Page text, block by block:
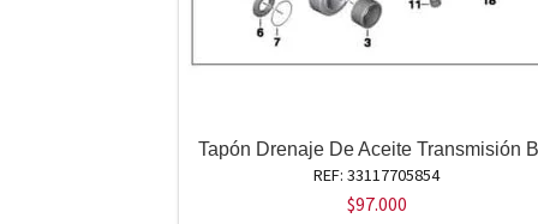
Tapón Drenaje De Aceite Transmisión
REF: 33117705854
$97.000